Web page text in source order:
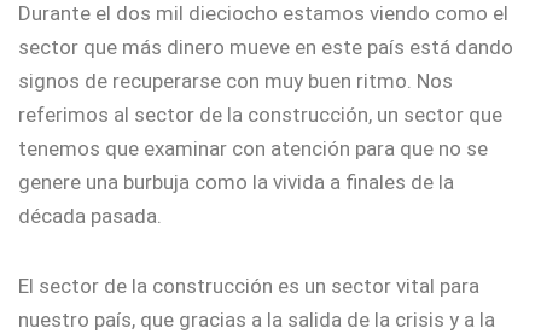
Durante el dos mil dieciocho estamos viendo como el
sector que más dinero mueve en este país está dando
signos de recuperarse con muy buen ritmo. Nos
referimos al sector de la construcción, un sector que
tenemos que examinar con atención para que no se
genere una burbuja como la vivida a finales de la
década pasada.
El sector de la construcción es un sector vital para
nuestro país, que gracias a la salida de la crisis y a la